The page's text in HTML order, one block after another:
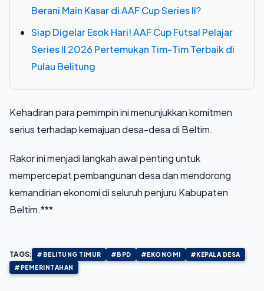
Berani Main Kasar di AAF Cup Series II?
Siap Digelar Esok Hari! AAF Cup Futsal Pelajar
Series II 2026 Pertemukan Tim-Tim Terbaik di
Pulau Belitung
Kehadiran para pemimpin ini menunjukkan komitmen
serius terhadap kemajuan desa-desa di Beltim.
Rakor ini menjadi langkah awal penting untuk
mempercepat pembangunan desa dan mendorong
kemandirian ekonomi di seluruh penjuru Kabupaten
Beltim.***
TAGS: #BELITUNG TIMUR #BPD #EKONOMI
#KEPALA DESA
#PEMERINTAHAN